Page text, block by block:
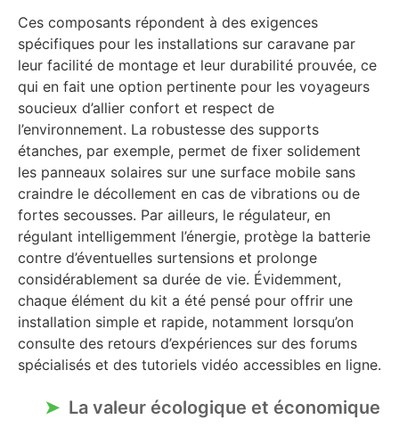
Ces composants répondent à des exigences
spécifiques pour les installations sur caravane par
leur facilité de montage et leur durabilité prouvée, ce
qui en fait une option pertinente pour les voyageurs
soucieux d’allier confort et respect de
l’environnement. La robustesse des supports
étanches, par exemple, permet de fixer solidement
les panneaux solaires sur une surface mobile sans
craindre le décollement en cas de vibrations ou de
fortes secousses. Par ailleurs, le régulateur, en
régulant intelligemment l’énergie, protège la batterie
contre d’éventuelles surtensions et prolonge
considérablement sa durée de vie. Évidemment,
chaque élément du kit a été pensé pour offrir une
installation simple et rapide, notamment lorsqu’on
consulte des retours d’expériences sur des forums
spécialisés et des tutoriels vidéo accessibles en ligne.
La valeur écologique et économique